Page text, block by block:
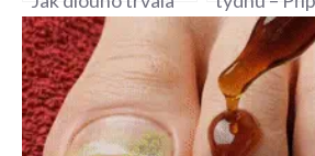
existence?
Velikonoce